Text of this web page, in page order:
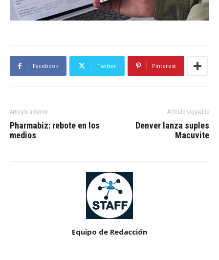
Facebook Twitter Pinterest
Artículo anterior
Pharmabiz: rebote en los
medios
Artículo siguiente
Denver lanza suples
Macuvite
Equipo de Redacción